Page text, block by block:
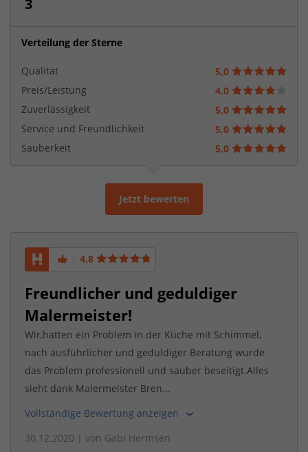
3
Verteilung der Sterne
Qualität
5,0
Preis/Leistung
4,0
Zuverlässigkeit
5,0
Service und Freundlichkeit
5,0
Sauberkeit
5,0
Jetzt bewerten
4,8
Freundlicher und geduldiger
Malermeister!
Wir,hatten ein Problem in der Küche mit Schimmel,
nach ausführlicher und geduldiger Beratung wurde
das Problem professionell und sauber beseitigt.Alles
sieht dank Malermeister Bren...
Vollständige Bewertung anzeigen
30.12.2020 | von Gabi Hermsen